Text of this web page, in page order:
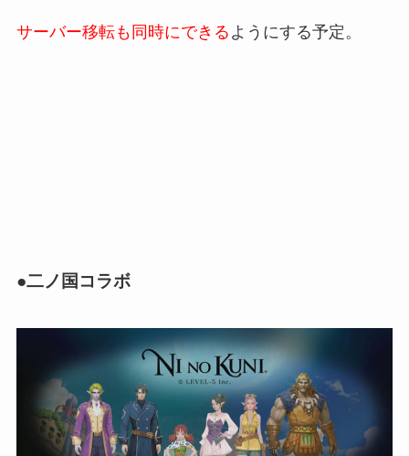
サーバー移転も同時にできる ようにする予定。
●二ノ国コラボ